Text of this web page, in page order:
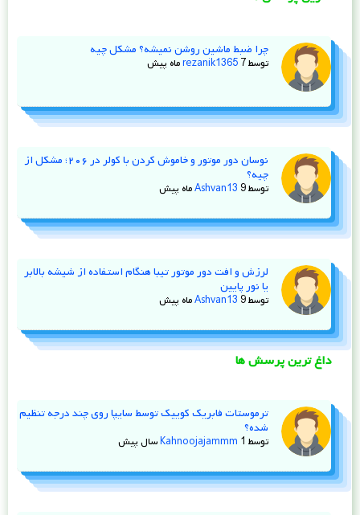
چرا ضبط ماشین روشن نمیشه؟ مشکل چیه
توسط rezanik1365 7 ماه پیش
نوسان دور موتور و خاموش کردن با کولر در ۲۰۶؛ مشکل از
چیه؟
توسط Ashvan13 9 ماه پیش
لرزش و افت دور موتور تیبا هنگام استفاده از شیشه‌ بالابر
یا نور پایین
توسط Ashvan13 9 ماه پیش
داغ ترین پرسش ها
ترموستات فابریک کوییک توسط سایپا روی چند درجه تنظیم
شده؟
توسط Kahnoojajammm 1 سال پیش